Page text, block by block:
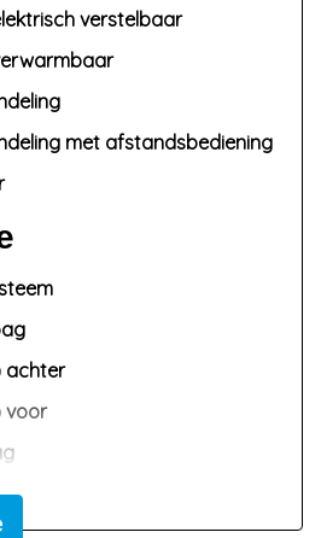
verstelbaar
met afstandsbediening
achter
voor